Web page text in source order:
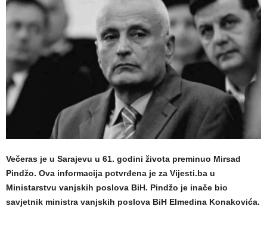
Večeras je u Sarajevu u 61. godini života preminuo Mirsad
Pindžo. Ova informacija potvrđena je za Vijesti.ba u
Ministarstvu vanjskih poslova BiH. Pindžo je inače bio
savjetnik ministra vanjskih poslova BiH Elmedina Konakovića.